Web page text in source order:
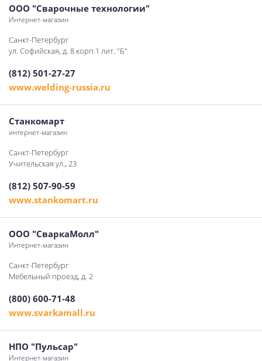
ООО "Сварочные технологии"
Интернет-магазин
Санкт-Петербург
ул. Софийская, д. 8 корп.1 лит. "Б"
(812) 501-27-27
www.welding-russia.ru
Станкомарт
интернет-магазин
Санкт-Петербург
Учительская ул., 23
(812) 507-90-59
www.stankomart.ru
ООО "СваркаМолл"
Интернет-магазин
Санкт-Петербург
Мебельный проезд, д. 2
(800) 600-71-48
www.svarkamall.ru
НПО "Пульсар"
Интернет-магазин